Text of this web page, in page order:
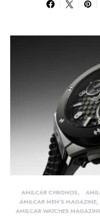
AMILCAR CHRONOS
AMILCAR MEN'S MAGAZINE
AMILCAR WATCHES